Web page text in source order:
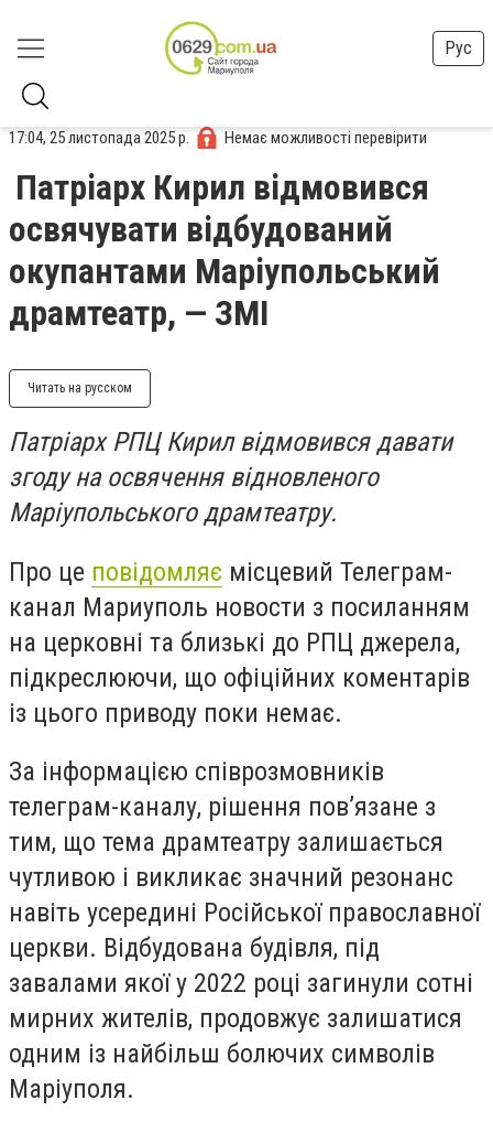
Рус
17:04, 25 листопада 2025 р. Немає можливості перевірити
Патріарх Кирил відмовився
освячувати відбудований
окупантами Маріупольський
драмтеатр, — ЗМІ
Читать на русском
Патріарх РПЦ Кирил відмовився давати
згоду на освячення відновленого
Маріупольського драмтеатру.
Про це повідомляє місцевий Телеграм-
канал Мариуполь новости з посиланням
на церковні та близькі до РПЦ джерела,
підкреслюючи, що офіційних коментарів
із цього приводу поки немає.
За інформацією співрозмовників
телеграм-каналу, рішення пов’язане з
тим, що тема драмтеатру залишається
чутливою і викликає значний резонанс
навіть усередині Російської православної
церкви. Відбудована будівля, під
завалами якої у 2022 році загинули сотні
мирних жителів, продовжує залишатися
одним із найбільш болючих символів
Маріуполя.